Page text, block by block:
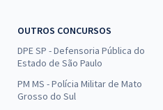
OUTROS CONCURSOS
DPE SP - Defensoria Pública do
Estado de São Paulo
PM MS - Polícia Militar de Mato
Grosso do Sul